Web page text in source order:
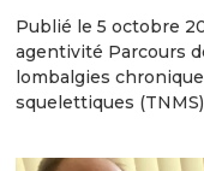
Publié le 5 octobre
agentivité Parcours
lombalgies
squelettiques